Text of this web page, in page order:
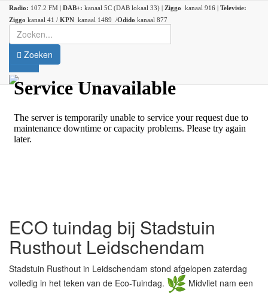
Radio: 107.2 FM | DAB+: kanaal 5C (DAB lokaal 33) | Ziggo kanaal 916 | Televisie:
Ziggo kanaal 41 / KPN kanaal 1489 /Odido kanaal 877
Zoeken
ECO tuindag bij Stadstuin
Rusthout Leidschendam
Stadstuin Rusthout in Leidschendam stond afgelopen zaterdag
volledig in het teken van de Eco-Tuindag.
Midvliet nam een